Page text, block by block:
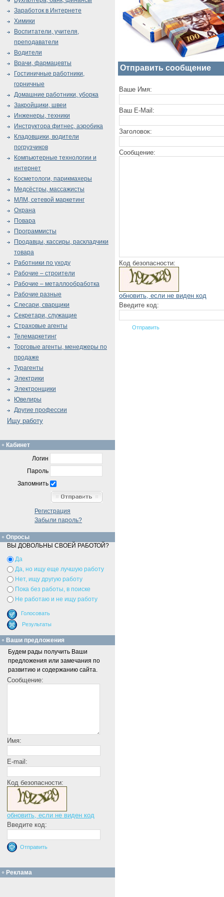
Отправить сообщение
Ваше Имя:
Ваш E-Mail:
Заголовок:
Сообщение:
Код безопасности:
обновить, если не виден код
Введите код:
Заработок в Интернете
Химики
Воспитатели, учителя,
преподаватели
Водители
Врачи, фармацевты
Гостиничные работники,
горничные
Домашние работники, уборка
Закройщики, швеи
Инженеры, техники
Инструктора фитнес, аэробика
Кладовщики, водители
погрузчиков
Компьютерные технологии и
интернет
Косметологи, парикмахеры
Медсёстры, массажисты
МЛМ, сетевой маркетинг
Охрана
Повара
Программисты
Продавцы, кассиры, раскладчики
товара
Работники по уходу
Рабочие – строители
Рабочие – металлообработка
Рабочие разные
Слесари, сварщики
Секретари, служащие
Страховые агенты
Телемаркетинг
Торговые агенты, менеджеры по
продаже
Турагенты
Электрики
Электронщики
Ювелиры
Другие профессии
Ищу работу
Кабинет
Логин
Пароль
Запомнить
Регистрация
Забыли пароль?
Опросы
ВЫ ДОВОЛЬНЫ СВОЕЙ РАБОТОЙ?
Да
Да, но ищу еще лучшую работу
Нет, ищу другую работу
Пока без работы, в поиске
Не работаю и не ищу работу
Ваши предложения
Будем рады получить Ваши
предложения или замечания по
развитию и содержанию сайта.
Сообщение:
Имя:
E-mail:
Код безопасности:
обновить, если не виден код
Введите код:
Реклама